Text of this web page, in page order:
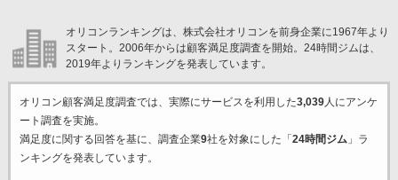
オリコンランキングは、株式会社オリコンを前身企業に1967年より
スタート。2006年からは顧客満足度調査を開始。24時間ジムは、
2019年よりランキングを発表しています。
オリコン顧客満足度調査では、実際にサービスを利用した3,039人にアンケ
ート調査を実施。
満足度に関する回答を基に、調査企業9社を対象にした「 24時間ジム」ラ
ンキングを発表しています。